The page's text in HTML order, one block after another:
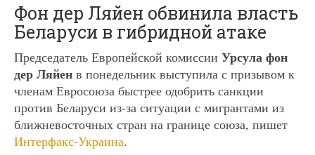
Фон дер Ляйен обвинила власть
Беларуси в гибридной атаке
Председатель Европейской комиссии Урсула фон
дер Ляйен в понедельник выступила с призывом к
членам Евросоюза быстрее одобрить санкции
против Беларуси из-за ситуации с мигрантами из
ближневосточных стран на границе союза, пишет
Интерфакс-Украина.